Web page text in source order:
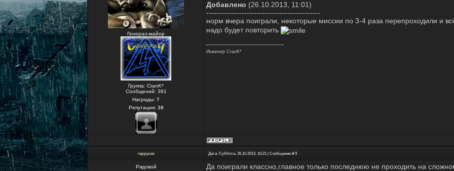
Генерал-майор
Группа: CranK*
Сообщений: 391
Награды: 7
Репутация: 38
Добавлено (26.10.2013, 11:01)
---------------------------------------------
норм вчера поиграли, некоторые миссии по 3-4 раза перепроходили и
надо будет повторить
Инженер CranK*
гаррусак Дата: Суббота, 26.10.2013, 10:21 | Сообщение #3
Рядовой Да поиграли классно,главное только последнюю не проходить на